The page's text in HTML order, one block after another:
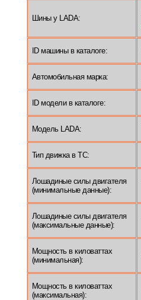
Шины у LADA:
ID машины в каталоге:
Автомобильная марка:
ID модели в каталоге:
Модель LADA:
Тип движка в ТС:
Лошадиные силы двигателя
(минимальные данные):
Лошадиные силы двигателя
(максимальные данные):
Мощность в киловаттах
(минимальная):
Мощность в киловаттах
(максимальная):